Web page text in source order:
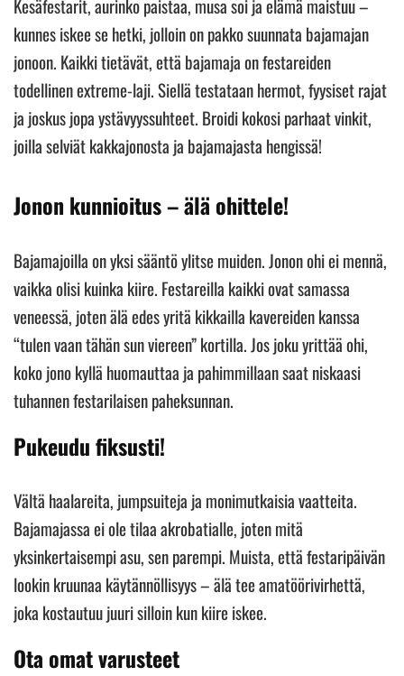
Kesäfestarit, aurinko paistaa, musa soi ja elämä maistuu –
kunnes iskee se hetki, jolloin on pakko suunnata bajamajan
jonoon. Kaikki tietävät, että bajamaja on festareiden
todellinen extreme-laji. Siellä testataan hermot, fyysiset rajat
ja joskus jopa ystävyyssuhteet. Broidi kokosi parhaat vinkit,
joilla selviät kakkajonosta ja bajamajasta hengissä!
Jonon kunnioitus – älä ohittele!
Bajamajoilla on yksi sääntö ylitse muiden. Jonon ohi ei mennä,
vaikka olisi kuinka kiire. Festareilla kaikki ovat samassa
veneessä, joten älä edes yritä kikkailla kavereiden kanssa
“tulen vaan tähän sun viereen” kortilla. Jos joku yrittää ohi,
koko jono kyllä huomauttaa ja pahimmillaan saat niskaasi
tuhannen festarilaisen paheksunnan.
Pukeudu fiksusti!
Vältä haalareita, jumpsuiteja ja monimutkaisia vaatteita.
Bajamajassa ei ole tilaa akrobatialle, joten mitä
yksinkertaisempi asu, sen parempi. Muista, että festaripäivän
lookin kruunaa käytännöllisyys – älä tee amatöörivirhettä,
joka kostautuu juuri silloin kun kiire iskee.
Ota omat varusteet